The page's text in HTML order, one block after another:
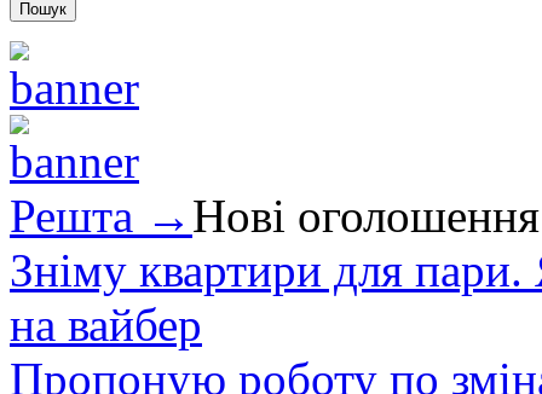
Решта → Нові оголошення
Зніму квартири для
на вайбер
Пропоную роботу по